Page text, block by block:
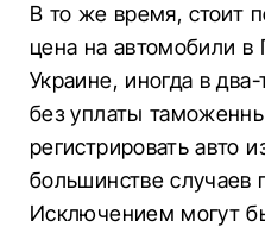
В то же время, стоит
цена на автомобили
Украине, иногда в
без уплаты
регистрировать авто
большинстве случаев
Исключением могут